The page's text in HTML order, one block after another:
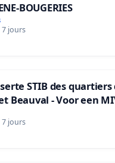
BOUGERIES
jours
STIB des quartiers
Beauval - Voor een
de wijken Strombeek
jours